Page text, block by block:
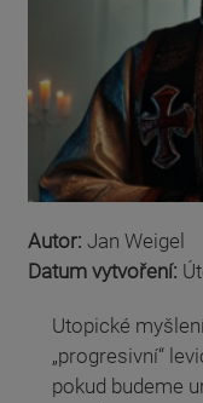
Autor: Jan Weigel
Datum vytvoření:
Utopické
„progresivní“
pokud budeme